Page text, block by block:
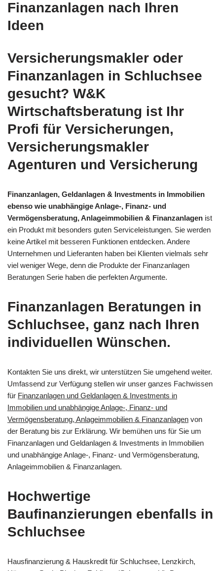
Finanzanlagen nach Ihren
Ideen
Versicherungsmakler oder
Finanzanlagen in Schluchsee
gesucht? W&K
Wirtschaftsberatung ist Ihr
Profi für Versicherungen,
Versicherungsmakler
Agenturen und Versicherung
Finanzanlagen, Geldanlagen & Investments in Immobilien
ebenso wie unabhängige Anlage-, Finanz- und
Vermögensberatung, Anlageimmobilien & Finanzanlagen ist
ein Produkt mit besonders guten Serviceleistungen. Sie werden
keine Artikel mit besseren Funktionen entdecken. Andere
Unternehmen und Lieferanten haben bei Klienten vielmals sehr
viel weniger Wege, denn die Produkte der Finanzanlagen
Beratungen Serie haben die perfekten Argumente.
Finanzanlagen Beratungen in
Schluchsee, ganz nach Ihren
individuellen Wünschen.
Kontakten Sie uns direkt, wir unterstützen Sie umgehend weiter.
Umfassend zur Verfügung stellen wir unser ganzes Fachwissen
für Finanzanlagen und Geldanlagen & Investments in
Immobilien und unabhängige Anlage-, Finanz- und
Vermögensberatung, Anlageimmobilien & Finanzanlagen von
der Beratung bis zur Erklärung. Wir bemühen uns für Sie um
Finanzanlagen und Geldanlagen & Investments in Immobilien
und unabhängige Anlage-, Finanz- und Vermögensberatung,
Anlageimmobilien & Finanzanlagen.
Hochwertige
Baufinanzierungen ebenfalls in
Schluchsee
Hausfinanzierung & Hauskredit für Schluchsee, Lenzkirch,